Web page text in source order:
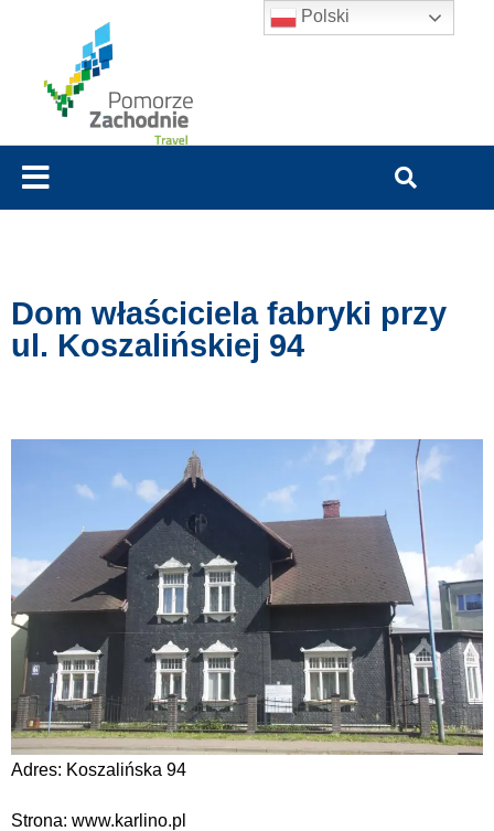
Dom właściciela fabryki przy
ul. Koszalińskiej 94
Adres: Koszalińska 94
Strona: www.karlino.pl
Polski